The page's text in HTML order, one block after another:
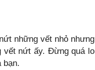
những vết nhỏ nhưng
vết nứt ấy. Đừng quá lo
bạn.